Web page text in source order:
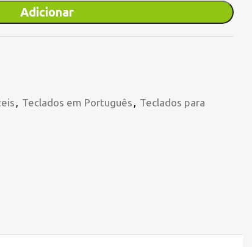
Adicionar
, Teclados em Português , Teclados para